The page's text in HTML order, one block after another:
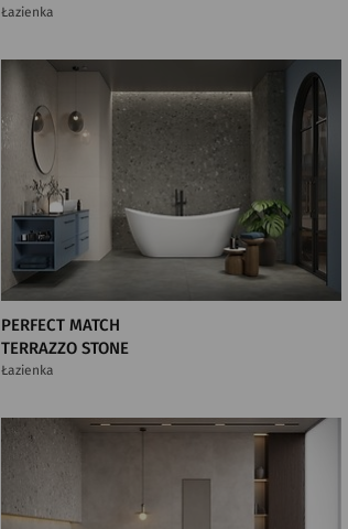
Łazienka
PERFECT MATCH
TERRAZZO STONE
Łazienka